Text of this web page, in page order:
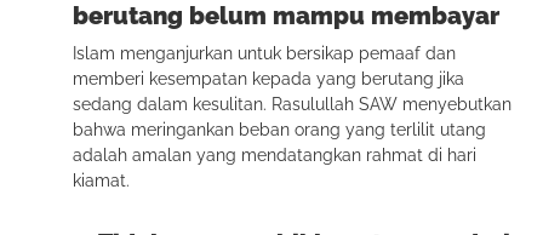
berutang belum mampu membayar
Islam menganjurkan untuk bersikap pemaaf dan
memberi kesempatan kepada yang berutang jika
sedang dalam kesulitan. Rasulullah SAW menyebutkan
bahwa meringankan beban orang yang terlilit utang
adalah amalan yang mendatangkan rahmat di hari
kiamat.